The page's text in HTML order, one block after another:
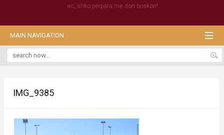
ec, shko përpara me don boskon!
MAIN NAVIGATION
IMG_9385